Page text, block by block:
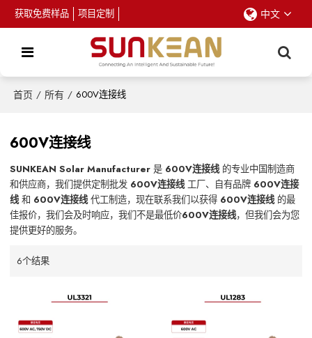
获取免费样品 项目定制 中文
首页 / 所有 / 600V连接线
600V连接线
SUNKEAN Solar Manufacturer 是 600V连接线的专业中国制造商
和供应商，我们提供定制批发 600V连接线工厂、自有品牌 600V连接
线和 600V连接线代工制造，现在联系我们以获得 600V连接线的最
佳报价，我们会及时响应，我们不是最低价600V连接线，但我们会为您
提供更好的服务。
6个结果